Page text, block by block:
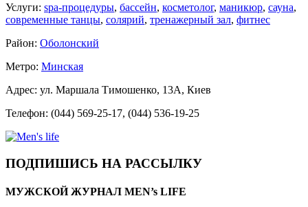
Услуги: spa-процедуры, бассейн, косметолог, маникюр, сауна,
современные танцы, солярий, тренажерный зал, фитнес
Район: Оболонский
Метро: Минская
Адрес: ул. Маршала Тимошенко, 13А, Киев
Телефон: (044) 569-25-17, (044) 536-19-25
ПОДПИШИСЬ НА РАССЫЛКУ
МУЖСКОЙ ЖУРНАЛ MEN’s LIFE